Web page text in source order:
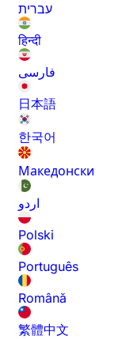
עברית
हिन्दी
فارسی
日本語
한국어
Македонски
اردو
Polski
Português
Română
繁體中文